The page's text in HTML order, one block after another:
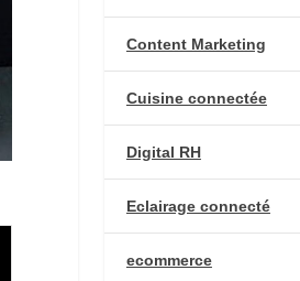
Content Marketing
Cuisine connectée
Digital RH
Eclairage connecté
ecommerce